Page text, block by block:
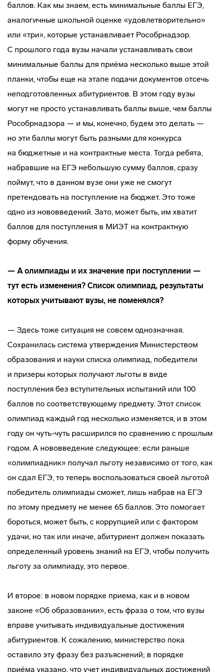
баллов. Как мы знаем, есть минимальные баллы ЕГЭ,
аналогичные школьной оценке «удовлетворительно»
или «три», которые устанавливает Рособрнадзор.
С прошлого года вузы начали устанавливать свои
минимальные баллы для приёма несколько выше этой
планки, чтобы еще на этапе подачи документов отсечь
неподготовленных абитуриентов. В этом году вузы
могут не просто устанавливать баллы выше, чем баллы
Рособрнадзора — и мы, конечно, будем это делать —
но эти баллы могут быть разными для конкурса
на бюджетные и на контрактные места. Тогда ребята,
набравшие на ЕГЭ небольшую сумму баллов, сразу
поймут, что в данном вузе они уже не смогут
претендовать на поступление на бюджет. Это тоже
одно из нововведений. Зато, может быть, им хватит
баллов для поступления в МИЭТ на контрактную
форму обучения.
— А олимпиады и их значение при поступлении —
тут есть изменения? Список олимпиад, результаты
которых учитывают вузы, не поменялся?
— Здесь тоже ситуация не совсем однозначная.
Сохранилась система утверждения Министерством
образования и науки списка олимпиад, победители
и призеры которых получают льготы в виде
поступления без вступительных испытаний или 100
баллов по соответствующему предмету. Этот список
олимпиад каждый год несколько изменяется, и в этом
году он чуть-чуть расширился по сравнению с прошлым
годом. А нововведение следующее: если раньше
«олимпиадник» получал льготу независимо от того, как
он сдал ЕГЭ, то теперь воспользоваться своей льготой
победитель олимпиады сможет, лишь набрав на ЕГЭ
по этому предмету не менее 65 баллов. Это помогает
бороться, может быть, с коррупцией или с фактором
удачи, но так или иначе, абитуриент должен показать
определенный уровень знаний на ЕГЭ, чтобы получить
льготу за олимпиаду, это первое.
И второе: в новом порядке приема, как и в новом
законе «Об образовании», есть фраза о том, что вузы
вправе учитывать индивидуальные достижения
абитуриентов. К сожалению, министерство пока
оставило эту фразу без разъяснений; в порядке
приёма указано, что учет индивидуальных достижений